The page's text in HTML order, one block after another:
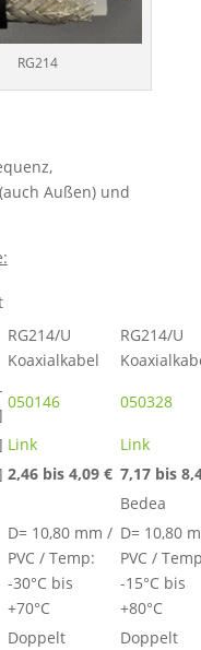
RG214
Außen) und
RG214/U
Koaxialkabel
RG214/U
050146 050328
Link
Link
2,46 bis 4,09 € 7,17 bis
Bedea
D= 10,80 mm /
PVC / Temp:
-30°C bis
+70°C
D= 10,80
PVC /
-15°C bis
+80°C
Doppelt
Doppelt